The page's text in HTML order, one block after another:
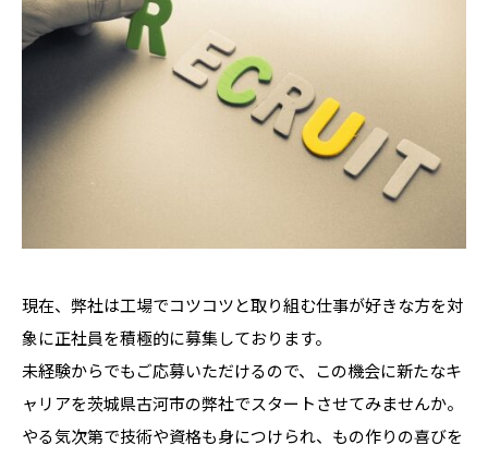
現在、弊社は工場でコツコツと取り組む仕事が好きな方を対
象に正社員を積極的に募集しております。
未経験からでもご応募いただけるので、この機会に新たなキ
ャリアを茨城県古河市の弊社でスタートさせてみませんか。
やる気次第で技術や資格も身につけられ、もの作りの喜びを